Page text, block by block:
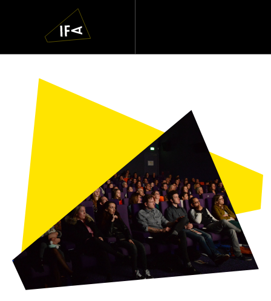
Navigatie
overslaan